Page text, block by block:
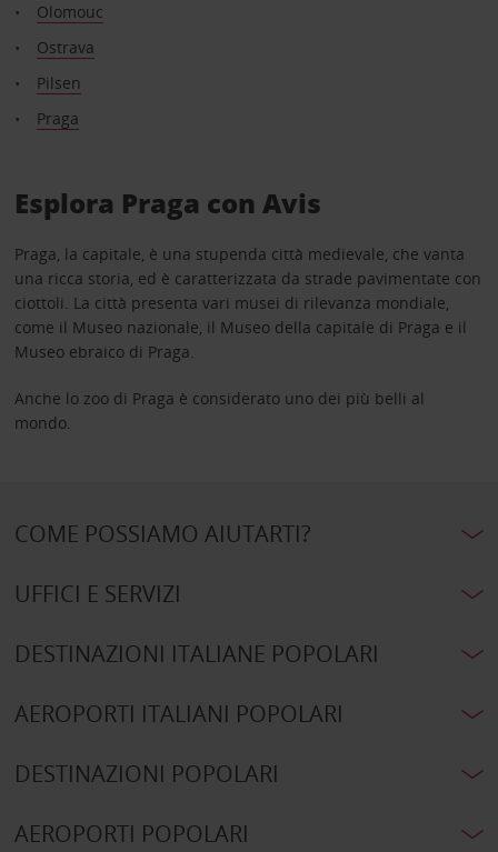
Olomouc
Ostrava
Pilsen
Praga
Esplora Praga con Avis
Praga, la capitale, è una stupenda città medievale, che vanta
una ricca storia, ed è caratterizzata da strade pavimentate con
ciottoli. La città presenta vari musei di rilevanza mondiale,
come il Museo nazionale, il Museo della capitale di Praga e il
Museo ebraico di Praga.
Anche lo zoo di Praga è considerato uno dei più belli al
mondo.
COME POSSIAMO AIUTARTI?
UFFICI E SERVIZI
DESTINAZIONI ITALIANE POPOLARI
AEROPORTI ITALIANI POPOLARI
DESTINAZIONI POPOLARI
AEROPORTI POPOLARI